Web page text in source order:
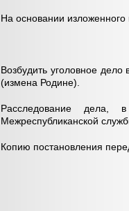
На основании изложенного
Возбудить уголовное
(измена Родине).
Расследование дела,
Межреспубликанской
Копию постановления